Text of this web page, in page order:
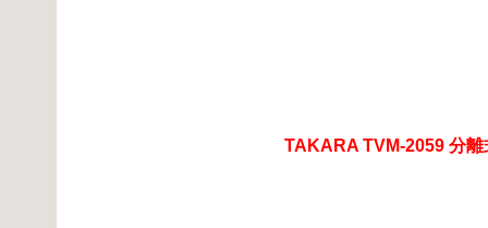
TAKARA TVM-2059 分離